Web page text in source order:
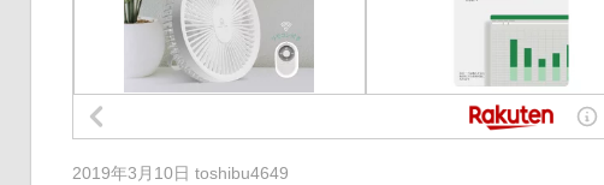
2019年3月10日 toshibu4649